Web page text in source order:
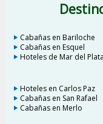
Cabañas en Bariloche
Cabañas en Esquel
Hoteles de Mar del Plata
Hoteles en Carlos Paz
Cabañas en San Rafael
Cabañas en Merlo